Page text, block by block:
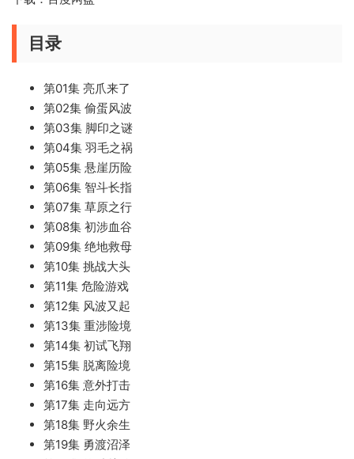
目录
第01集 亮爪来了
第02集 偷蛋风波
第03集 脚印之谜
第04集 羽毛之祸
第05集 悬崖历险
第06集 智斗长指
第07集 草原之行
第08集 初涉血谷
第09集 绝地救母
第10集 挑战大头
第11集 危险游戏
第12集 风波又起
第13集 重涉险境
第14集 初试飞翔
第15集 脱离险境
第16集 意外打击
第17集 走向远方
第18集 野火余生
第19集 勇渡沼泽